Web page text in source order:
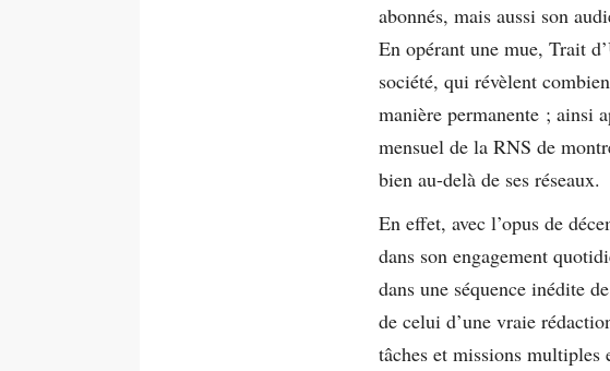
abonnés, mais aussi son
En opérant une mue, Trait
société, qui révèlent
manière permanente ; ainsi
mensuel de la RNS de
bien au-delà de ses réseaux.
En effet, avec l’opus de
dans son engagement
dans une séquence inédite
de celui d’une vraie
tâches et missions multiples